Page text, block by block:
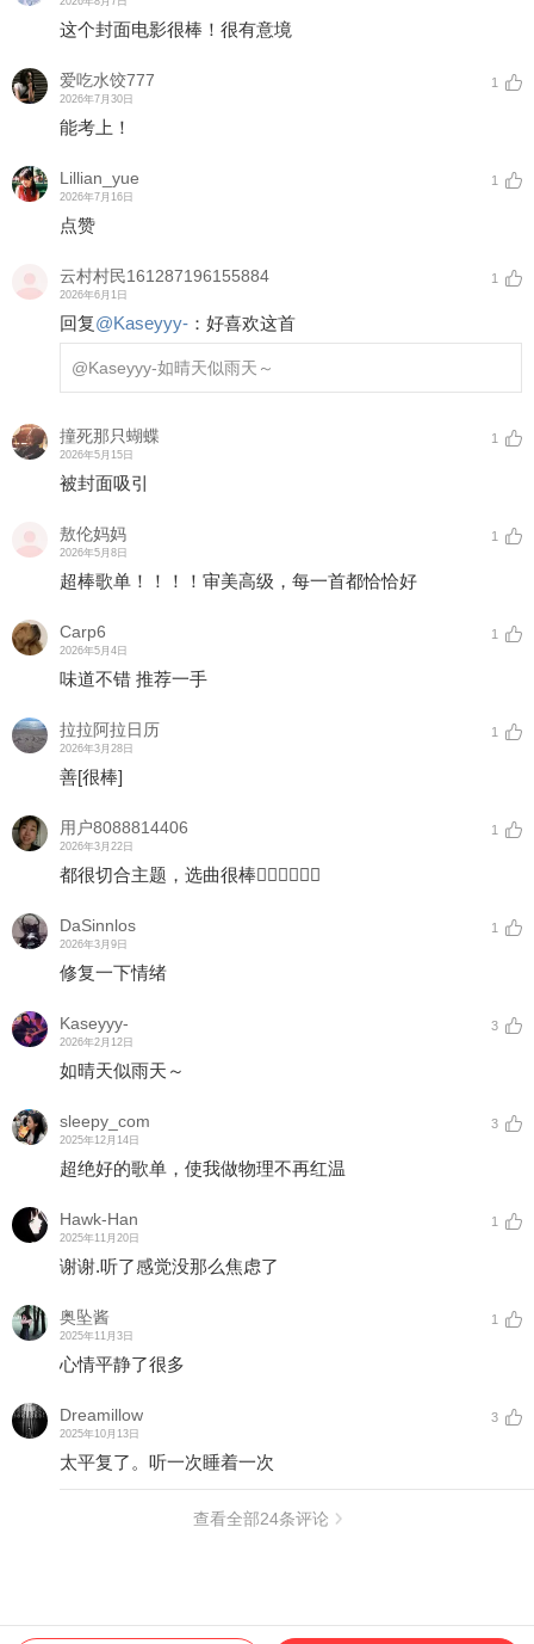
这个封面电影很棒！很有意境
爱吃水饺777
2026年7月30日
1
能考上！
Lillian_yue
2026年7月16日
1
点赞
云村村民161287196155884
2026年6月1日
1
回复@Kaseyyy- ： 好喜欢这首
@Kaseyyy-如晴天似雨天～
撞死那只蝴蝶
2026年5月15日
1
被封面吸引
敖伦妈妈
2026年5月8日
1
超棒歌单！！！！审美高级，每一首都恰恰好
Carp6
2026年5月4日
1
味道不错 推荐一手
拉拉阿拉日历
2026年3月28日
1
善[很棒]
用户8088814406
2026年3月22日
1
都很切合主题，选曲很棒👍🏻👍🏻👍🏻
DaSinnlos
2026年3月9日
1
修复一下情绪
Kaseyyy-
2026年2月12日
3
如晴天似雨天～
sleepy_com
2025年12月14日
3
超绝好的歌单，使我做物理不再红温
Hawk-Han
2025年11月20日
1
谢谢.听了感觉没那么焦虑了
奥坠酱
2025年11月3日
1
心情平静了很多
Dreamillow
2025年10月13日
3
太平复了。听一次睡着一次
查看全部24条评论